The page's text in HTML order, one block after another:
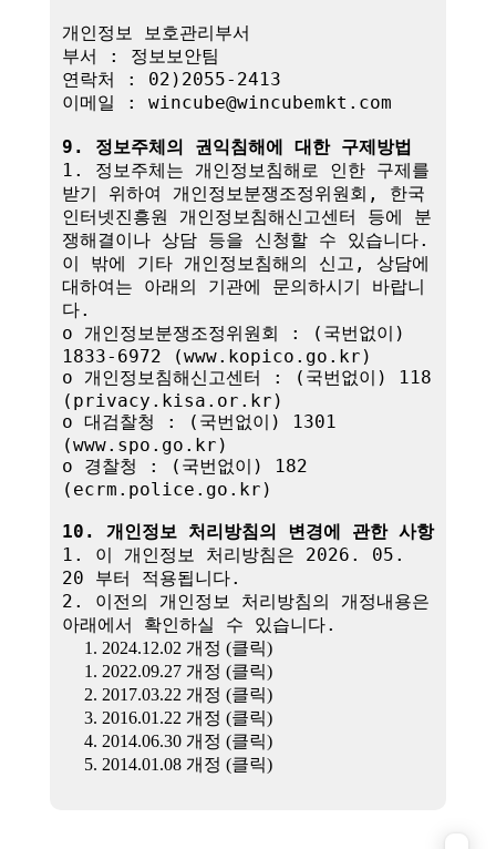
개인정보 보호관리부서
부서 : 정보보안팀
연락처 : 02)2055-2413
이메일 : wincube@wincubemkt.com
9. 정보주체의 권익침해에 대한 구제방법
1. 정보주체는 개인정보침해로 인한 구제를
받기 위하여 개인정보분쟁조정위원회, 한국
인터넷진흥원 개인정보침해신고센터 등에 분
쟁해결이나 상담 등을 신청할 수 있습니다.
이 밖에 기타 개인정보침해의 신고, 상담에
대하여는 아래의 기관에 문의하시기 바랍니
다.
o 개인정보분쟁조정위원회 : (국번없이)
1833-6972 (www.kopico.go.kr)
o 개인정보침해신고센터 : (국번없이) 118
(privacy.kisa.or.kr)
o 대검찰청 : (국번없이) 1301
(www.spo.go.kr)
o 경찰청 : (국번없이) 182
(ecrm.police.go.kr)
10. 개인정보 처리방침의 변경에 관한 사항
1. 이 개인정보 처리방침은 2026. 05.
20 부터 적용됩니다.
2. 이전의 개인정보 처리방침의 개정내용은
아래에서 확인하실 수 있습니다.
1. 2024.12.02 개정 (클릭)
1. 2022.09.27 개정 (클릭)
2. 2017.03.22 개정 (클릭)
3. 2016.01.22 개정 (클릭)
4. 2014.06.30 개정 (클릭)
5. 2014.01.08 개정 (클릭)